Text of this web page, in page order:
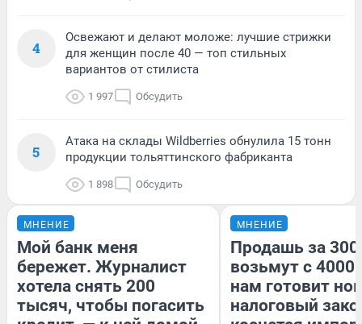
4
Освежают и делают моложе: лучшие стрижки
для женщин после 40 — топ стильных
вариантов от стилиста
1 997 Обсудить
5
Атака на склады Wildberries обнулила 15 тонн
продукции тольяттинского фабриканта
1 898 Обсудить
МНЕНИЕ
Мой банк меня
бережет. Журналист
хотела снять 200
тысяч, чтобы погасить
МНЕНИЕ
Продашь за
возьмут с
нам готовит
налоговый